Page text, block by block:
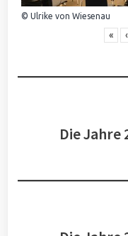
© Ulrike von Wiesenau
« ‹
Die Jahre